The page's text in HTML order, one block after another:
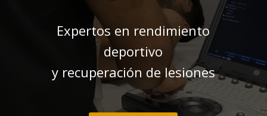
Expertos en rendimiento
deportivo
y recuperación de lesiones